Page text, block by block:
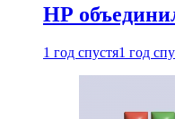
HP
1 год спустя1 год